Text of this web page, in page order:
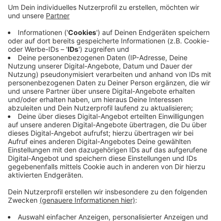
diesen Tagen 13 Module an, die zusammengesetzt
das neue Gebäude ergeben sollen. Einer der Lkw war
letzter Woche kurz vor dem Ziel mit einer
Hydraulikpanne liegen geblieben. Die Reparatur
dauerte mehrere Stunden. Herzstück des Anbaus
werden zwei Operationssäle sein. Die Baukosten
liegen bei rund drei Millionen Euro. Die ersten
Operationen sollen im Herbst stattfinden.
Anzeige
Anzeige